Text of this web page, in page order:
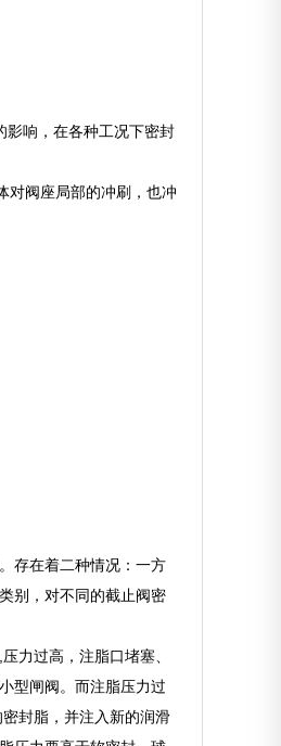
影响，在各种工况下密封
对阀座局部的冲刷，也冲
存在着二种情况：一方
别，对不同的截止阀密
力过高，注脂口堵塞、
型闸阀。而注脂压力过
封脂，并注入新的润滑